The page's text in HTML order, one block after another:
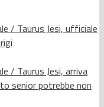
/ Taurus Jesi, ufficiale
/ Taurus Jesi, arriva
senior potrebbe non